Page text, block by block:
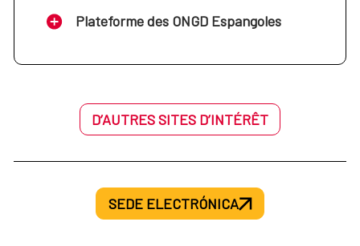
Plateforme des ONGD Espangoles
D’AUTRES SITES D’INTÉRÊT
SEDE ELECTRÓNICA